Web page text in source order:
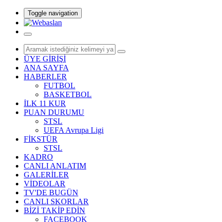
Toggle navigation
ÜYE GİRİŞİ
ANA SAYFA
HABERLER
FUTBOL
BASKETBOL
İLK 11 KUR
PUAN DURUMU
STSL
UEFA Avrupa Ligi
FİKSTÜR
STSL
KADRO
CANLI ANLATIM
GALERİLER
VİDEOLAR
TV'DE BUGÜN
CANLI SKORLAR
BİZİ TAKİP EDİN
FACEBOOK